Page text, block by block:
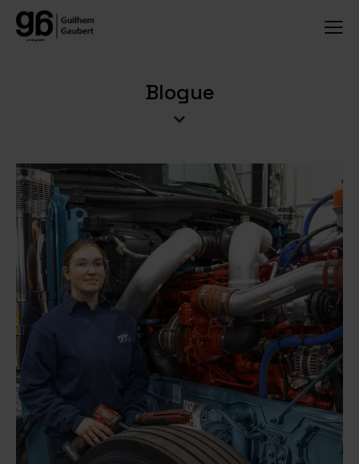
Blogue